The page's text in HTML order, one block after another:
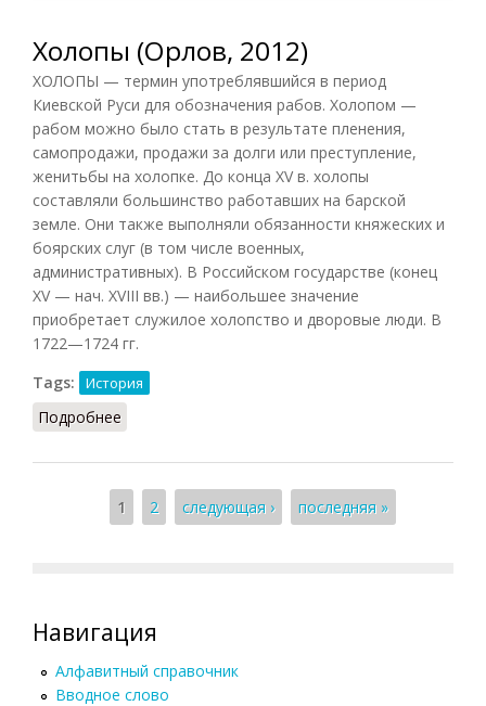
Холопы (Орлов, 2012)
ХОЛОПЫ — термин употреблявшийся в период
Киевской Руси для обозначения рабов. Холопом —
рабом можно было стать в результате пленения,
самопродажи, продажи за долги или преступление,
женитьбы на холопке. До конца XV в. холопы
составляли большинство работавших на барской
земле. Они также выполняли обязанности княжеских и
боярских слуг (в том числе военных,
административных). В Российском государстве (конец
XV — нач. XVIII вв.) — наибольшее значение
приобретает служилое холопство и дворовые люди. В
1722—1724 гг.
Tags:
История
Подробнее
Страницы
1 2 следующая › последняя »
Навигация
Алфавитный справочник
Вводное слово